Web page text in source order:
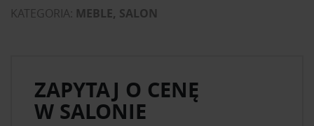
KATEGORIA: MEBLE, SALON
ZAPYTAJ O CENĘ
W SALONIE